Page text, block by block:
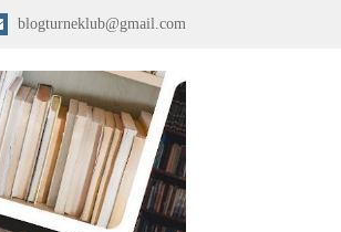
blogturneklub@gmail.com